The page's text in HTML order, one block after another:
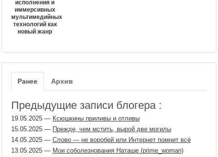
исполнения и
иммерсивных
мультимедийных
технологий как
новый жанр
Ранее Архив
Предыдущие записи блогера :
19.05.2025 — Ксюшкины приливы и отливы
15.05.2025 — Прежде, чем мстить, вырой две могилы
14.05.2025 — Слово — не воробей или Интернет помнит всё
13.05.2025 — Мои соболезнования Наташе (prime_woman)